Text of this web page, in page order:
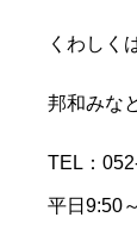
くわしく
邦和みな
TEL：
平日9:50